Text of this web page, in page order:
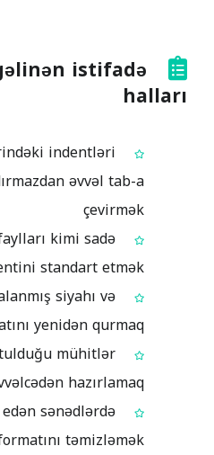
istifadə
halları
indentləri
əvvəl tab-a
çevirmək
kimi sadə
standart etmək
siyahı və
yenidən qurmaq
mühitlər
hazırlamaq
sənədlərdə
təmizləmək